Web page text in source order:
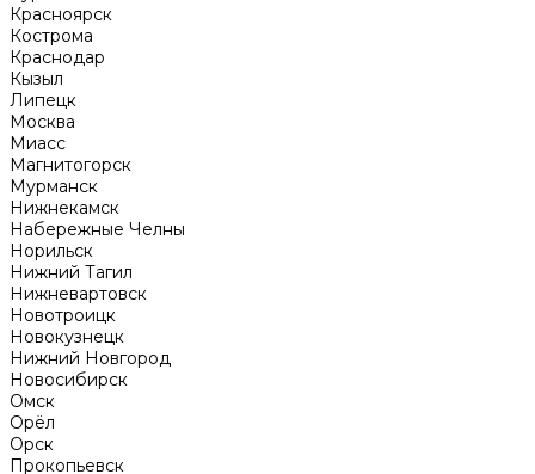
Красноярск
Кострома
Краснодар
Кызыл
Липецк
Москва
Миасс
Магнитогорск
Мурманск
Нижнекамск
Набережные Челны
Норильск
Нижний Тагил
Нижневартовск
Новотроицк
Новокузнецк
Нижний Новгород
Новосибирск
Омск
Орёл
Орск
Прокопьевск